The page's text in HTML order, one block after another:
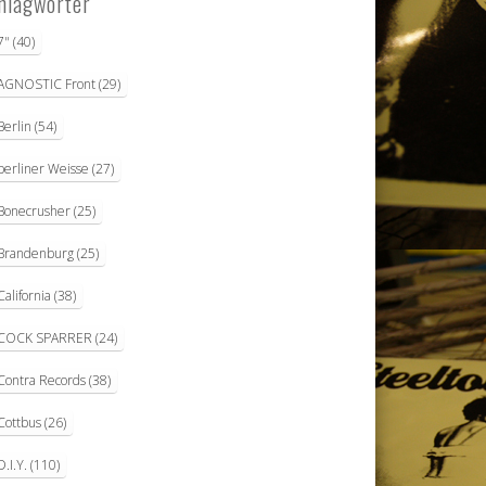
(40)
Front(29)
(54)
Weisse (27)
(25)
(25)
(38)
SPARRER (24)
Records(38)
(26)
(110)